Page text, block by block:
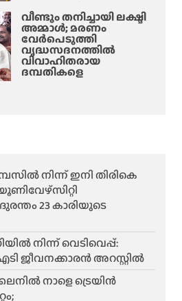
വീണ്ടും തനിച്ചായി ലക്ഷ്മി
അമ്മാള്‍; മരണം
വേർപെടുത്തി
വൃദ്ധസദനത്തില്‍
വിവാഹിതരായ
ദമ്പതികളെ
നിന്ന് ഇനി തിരികെ
23 കാരിയുടെ
നിന്ന് വെടിവെപ്പ്:
ജീവനക്കാരൻ അറസ്റ്റിൽ
നാളെ ട്രെയിൻ